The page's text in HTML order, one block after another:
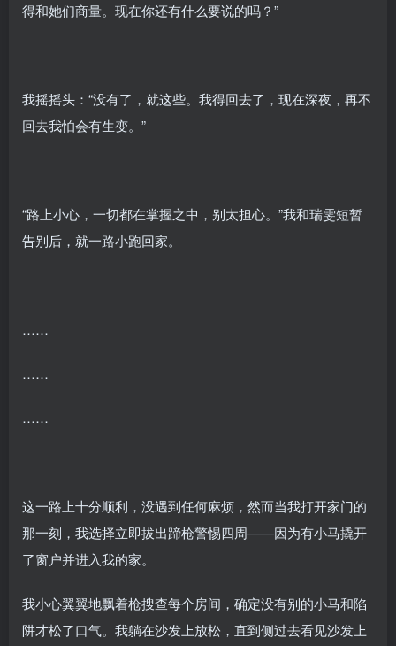
得和她们商量。现在你还有什么要说的吗？”
我摇摇头：“没有了，就这些。我得回去了，现在深夜，再不
回去我怕会有生变。”
“路上小心，一切都在掌握之中，别太担心。”我和瑞雯短暂
告别后，就一路小跑回家。
……
……
……
这一路上十分顺利，没遇到任何麻烦，然而当我打开家门的
那一刻，我选择立即拔出蹄枪警惕四周——因为有小马撬开
了窗户并进入我的家。
我小心翼翼地飘着枪搜查每个房间，确定没有别的小马和陷
阱才松了口气。我躺在沙发上放松，直到侧过去看见沙发上